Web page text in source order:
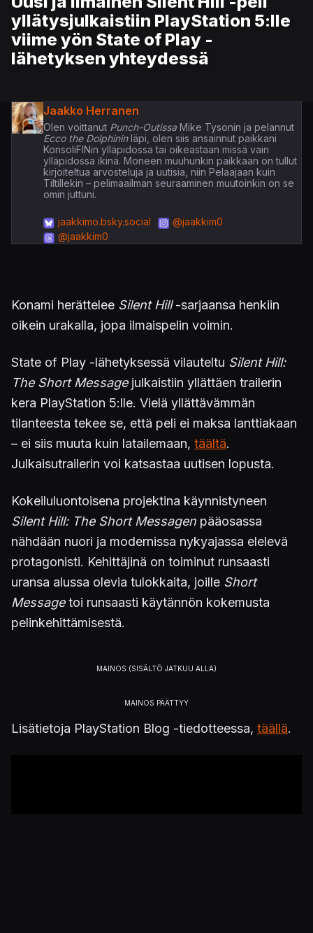
yllätysjulkaistiin PlayStation 5:lle
viime yön State of Play -
lähetyksen yhteydessä
Jaakko Herranen
Olen voittanutPunch-OutissaMike Tysonin ja pelannut
Ecco the Dolphininläpi, olen siis ansainnut paikkani
KonsoliFINin ylläpidossa tai oikeastaan missä vain
ylläpidossa ikinä. Moneen muuhunkin paikkaan on tullut
kirjoiteltua arvosteluja ja uutisia, niin Pelaajaan kuin
Tiltillekin – pelimaailman seuraaminen muutoinkin on se
omin juttuni.
jaakkimo.bsky.social
@jaakkim0
@jaakkim0
Konami herättelee Silent Hill-sarjaansa henkiin
oikein urakalla, jopa ilmaispelin voimin.
State of Play -lähetyksessä vilauteltu Silent Hill:
The Short Messagejulkaistiin yllättäen trailerin
kera PlayStation 5:lle. Vielä yllättävämmän
tilanteesta tekee se, että peli ei maksa lanttiakaan
– ei siis muuta kuin latailemaan, täältä.
Julkaisutrailerin voi katsastaa uutisen lopusta.
Kokeiluluontoisena projektina käynnistyneen
Silent Hill: The Short Messagen pääosassa
nähdään nuori ja modernissa nykyajassa elelevä
protagonisti. Kehittäjinä on toiminut runsaasti
uransa alussa olevia tulokkaita, joille Short
Messagetoi runsaasti käytännön kokemusta
pelinkehittämisestä.
Lisätietoja PlayStation Blog -tiedotteessa, täällä.